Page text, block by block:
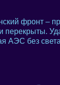
фронт –
перекрыты.
АЭС без